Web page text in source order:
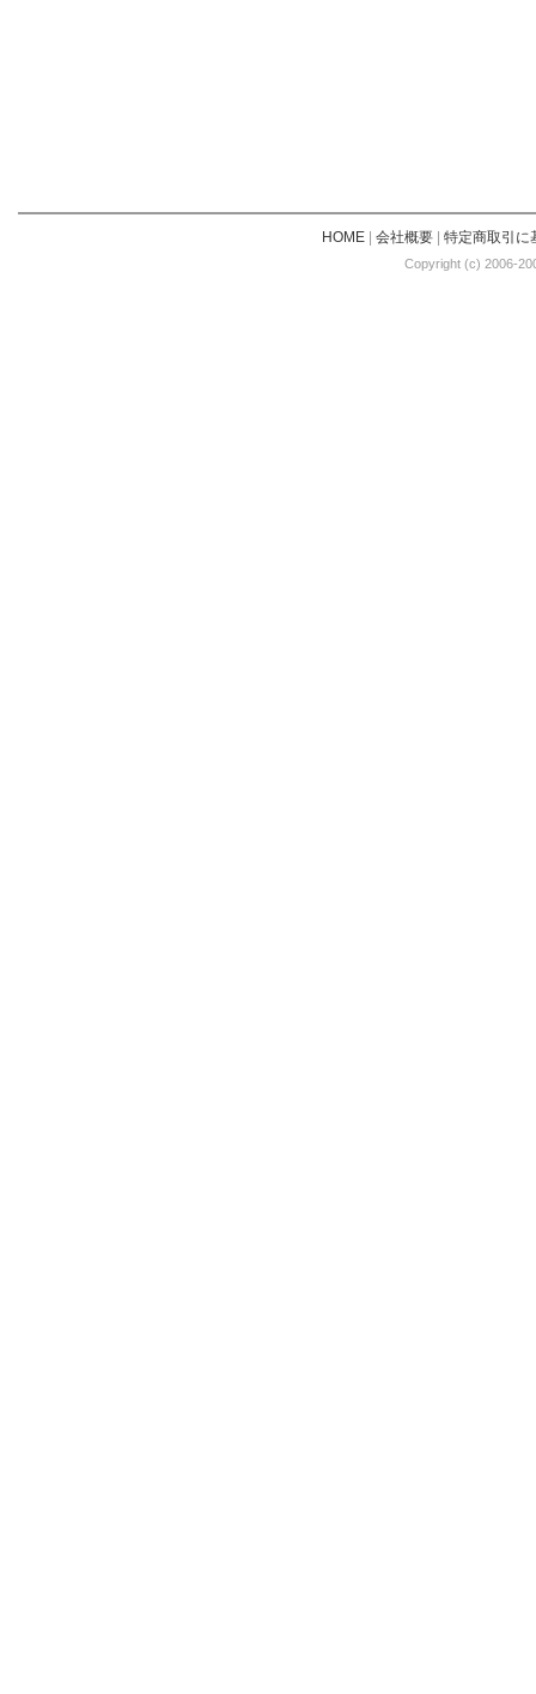
HOME| 会社概要| 特定商取引に
Copyright (c) 2006-